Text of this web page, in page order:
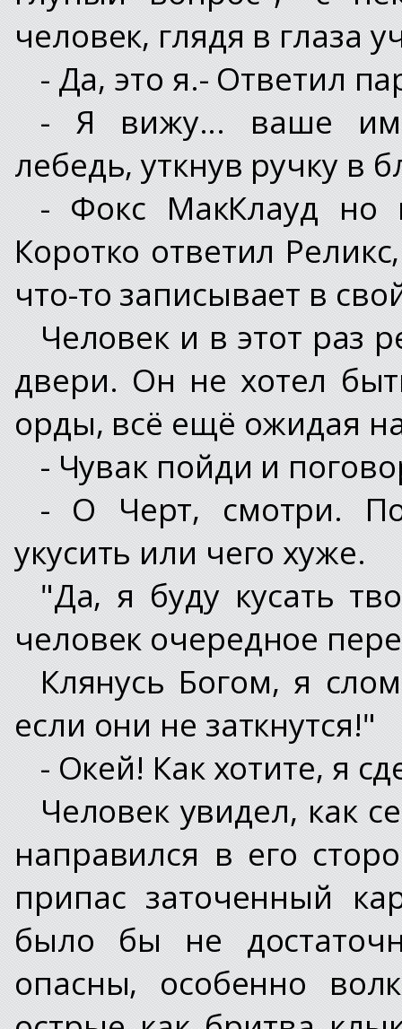
человек, глядя в глаза
- Да, это я.- Ответил
- Я вижу... ваше
лебедь, уткнув ручку в
- Фокс МакКлауд но
Коротко ответил
что-то записывает в
Человек и в этот раз
двери. Он не хотел
орды, всё ещё ожидая
- Чувак пойди и
- О Черт, смотри.
укусить или чего хуже.
"Да, я буду кусать
человек очередное
Клянусь Богом, я
если они не заткнутся!"
- Окей! Как хотите, я
Человек увидел, как
направился в его
припас заточенный
было бы не
опасны, особенно